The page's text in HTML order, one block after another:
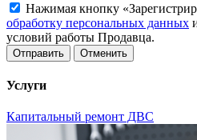
Нажимая кнопку
обработку персональных данных
условий работы Продавца.
Отменить
Услуги
Капитальный ремонт ДВС